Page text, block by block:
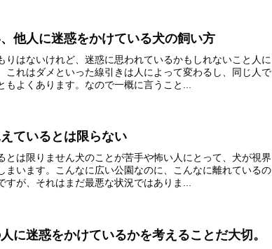
他人に迷惑をかけている犬の飼い方
りはないけれど、迷惑に思われているかもしれないこと人に
これはダメといった線引きは人によって変わるし、同じ人で
よくあります。なので一概に言うこと...
ているとは限らない
とは限りません犬のことが苦手や怖い人にとって、犬が視界
まいます。こんなに広い公園なのに、こんなに離れているの
すが、それはまだ最悪な状況ではありま...
に迷惑をかけているかを考えることだ大切。